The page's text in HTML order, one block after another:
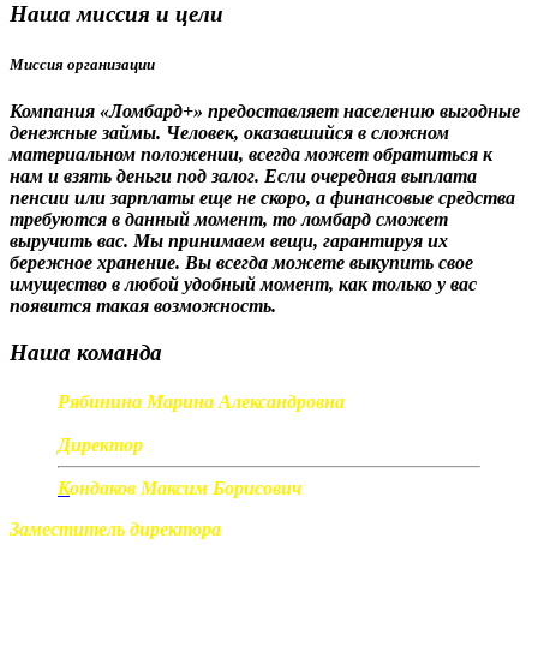
Наша миссия и цели
Миссия организации
Компания «Ломбард+» предоставляет населению выгодные
денежные займы. Человек, оказавшийся в сложном
материальном положении, всегда может обратиться к
нам и взять деньги под залог. Если очередная выплата
пенсии или зарплаты еще не скоро, а финансовые средства
требуются в данный момент, то ломбард сможет
выручить вас. Мы принимаем вещи, гарантируя их
бережное хранение. Вы всегда можете выкупить свое
имущество в любой удобный момент, как только у вас
появится такая возможность.
Наша команда
Рябинина Марина Александровна
Директор
Кондаков Максим Борисович
Заместитель директора